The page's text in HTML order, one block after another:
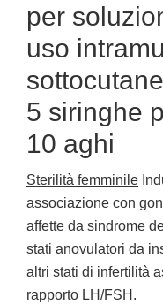
per
uso
5 siringhe
10 aghi
Sterilità femminile
associazione con
affette da sindrome
stati anovulatori da
altri stati di infertilità
rapporto LH/FSH.